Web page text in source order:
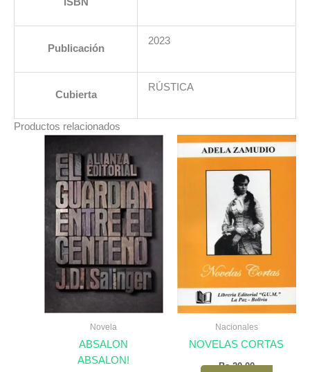
ISBN
Publicación
2023
Cubierta
RÚSTICA
Productos relacionados
Novela
ABSALON
ABSALON!
Nacionales
NOVELAS CORTAS
Bs.20,00